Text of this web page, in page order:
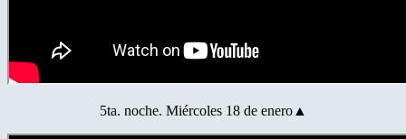
5ta. noche. Miércoles 18 de enero▲